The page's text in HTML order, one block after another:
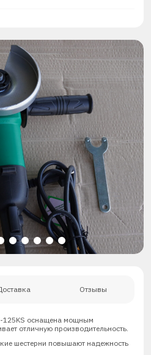
Отзывы
125KS оснащена мощным
отличную производительность.
шестерни повышают надежность